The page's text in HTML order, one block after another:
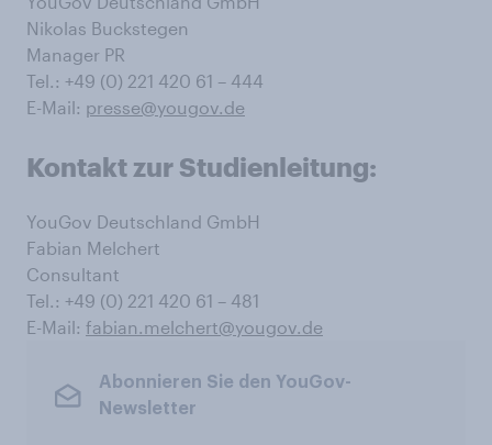
Nikolas Buckstegen
Manager PR
Tel.: +49 (0) 221 420 61 – 444
E-Mail: presse@yougov.de
Kontakt zur Studienleitung:
YouGov Deutschland GmbH
Fabian Melchert
Consultant
Tel.: +49 (0) 221 420 61 – 481
E-Mail: fabian.melchert@yougov.de
Abonnieren Sie den YouGov-
Newsletter